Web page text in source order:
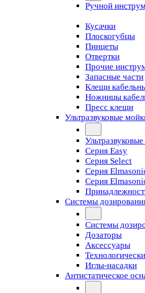
Ручной
Кусачки
Плоскогубцы
Пинцеты
Отвертки
Прочие
Запасные части
Клещи
Ножницы
Пресс клещи
Ультразвуковые
Серия Easy
Серия Select
Серия
Серия
Системы
Системы
Дозаторы
Аксессуары
Иглы-насадки
Антистатическое